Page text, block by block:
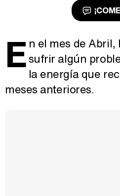
E n el mes de
sufrir algún
la energía que
meses anteriores.